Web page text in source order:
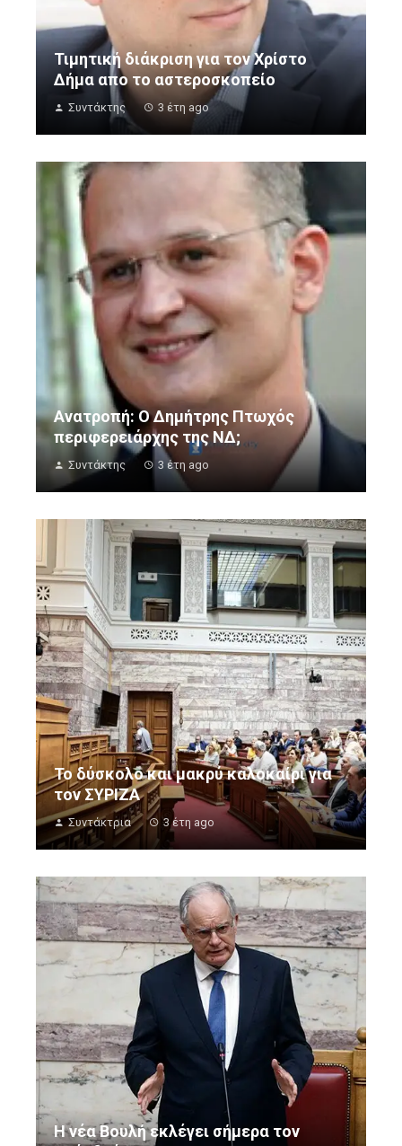
Τιμητική διάκριση για τον Χρίστο
Δήμα απο το αστεροσκοπείο
Συντάκτης 3 έτη ago
Ανατροπή: Ο Δημήτρης Πτωχός
περιφερειάρχης της ΝΔ;
Συντάκτης 3 έτη ago
Το δύσκολο και μακρύ καλοκαίρι για
τον ΣΥΡΙΖΑ
Συντάκτρια 3 έτη ago
Η νέα Βουλή εκλέγει σήμερα τον